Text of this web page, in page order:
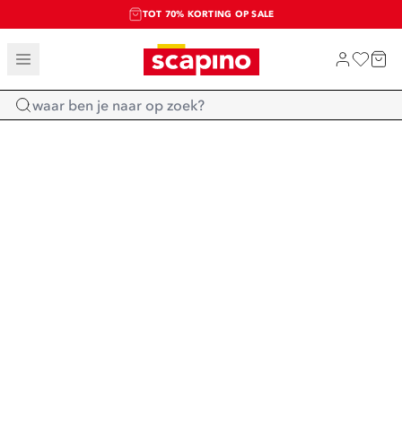
TOT 70% KORTING OP SALE
SALE: LAATSTE KANS!
SHOP NIEUW
Home